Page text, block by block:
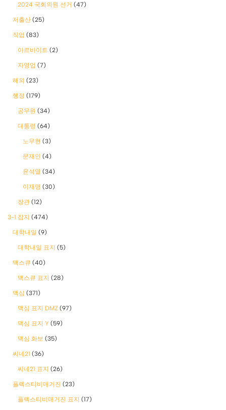
2024 국회의원 선거 (47)
저출산 (25)
직업 (83)
아르바이트 (2)
자영업 (7)
해외 (23)
행정 (179)
공무원 (34)
대통령 (64)
노무현 (3)
문재인 (4)
윤석열 (34)
이재명 (30)
장관 (12)
3-1 잡지 (474)
대학내일 (9)
대학내일 표지 (5)
맥스큐 (40)
맥스큐 표지 (28)
맥심 (371)
맥심 표지 DMZ (97)
맥심 표지 Y (59)
맥심 화보 (35)
씨네21 (36)
씨네21 표지 (26)
플렉스티비매거진 (23)
플렉스티비매거진 표지 (17)